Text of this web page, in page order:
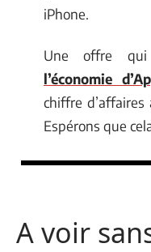
iPhone.
Une offre
l’économie
chiffre d’affaires
Espérons que
A voir